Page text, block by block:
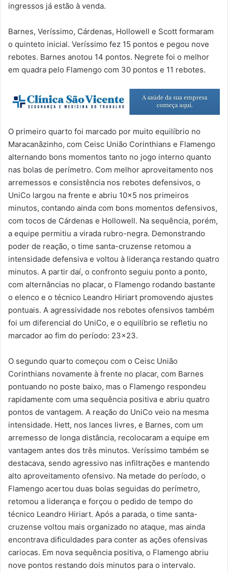
ingressos já estão à venda.
Barnes, Veríssimo, Cárdenas, Hollowell e Scott formaram
o quinteto inicial. Veríssimo fez 15 pontos e pegou nove
rebotes. Barnes anotou 14 pontos. Negrete foi o melhor
em quadra pelo Flamengo com 30 pontos e 11 rebotes.
O primeiro quarto foi marcado por muito equilíbrio no
Maracanãzinho, com Ceisc União Corinthians e Flamengo
alternando bons momentos tanto no jogo interno quanto
nas bolas de perímetro. Com melhor aproveitamento nos
arremessos e consistência nos rebotes defensivos, o
UniCo largou na frente e abriu 10×5 nos primeiros
minutos, contando ainda com bons momentos defensivos,
com tocos de Cárdenas e Hollowell. Na sequência, porém,
a equipe permitiu a virada rubro-negra. Demonstrando
poder de reação, o time santa-cruzense retomou a
intensidade defensiva e voltou à liderança restando quatro
minutos. A partir daí, o confronto seguiu ponto a ponto,
com alternâncias no placar, o Flamengo rodando bastante
o elenco e o técnico Leandro Hiriart promovendo ajustes
pontuais. A agressividade nos rebotes ofensivos também
foi um diferencial do UniCo, e o equilíbrio se refletiu no
marcador ao fim do período: 23×23.
O segundo quarto começou com o Ceisc União
Corinthians novamente à frente no placar, com Barnes
pontuando no poste baixo, mas o Flamengo respondeu
rapidamente com uma sequência positiva e abriu quatro
pontos de vantagem. A reação do UniCo veio na mesma
intensidade. Hett, nos lances livres, e Barnes, com um
arremesso de longa distância, recolocaram a equipe em
vantagem antes dos três minutos. Veríssimo também se
destacava, sendo agressivo nas infiltrações e mantendo
alto aproveitamento ofensivo. Na metade do período, o
Flamengo acertou duas bolas seguidas do perímetro,
retomou a liderança e forçou o pedido de tempo do
técnico Leandro Hiriart. Após a parada, o time santa-
cruzense voltou mais organizado no ataque, mas ainda
encontrava dificuldades para conter as ações ofensivas
cariocas. Em nova sequência positiva, o Flamengo abriu
nove pontos restando dois minutos para o intervalo.